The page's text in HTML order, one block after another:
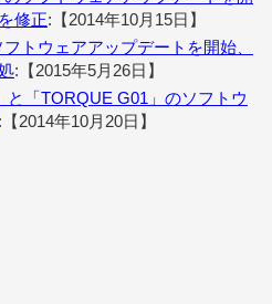
修正:【2014年10月15日】
トウェアアップデートを開始、
:【2015年5月26日】
と「TORQUE G01」のソフトウ
:【2014年10月20日】